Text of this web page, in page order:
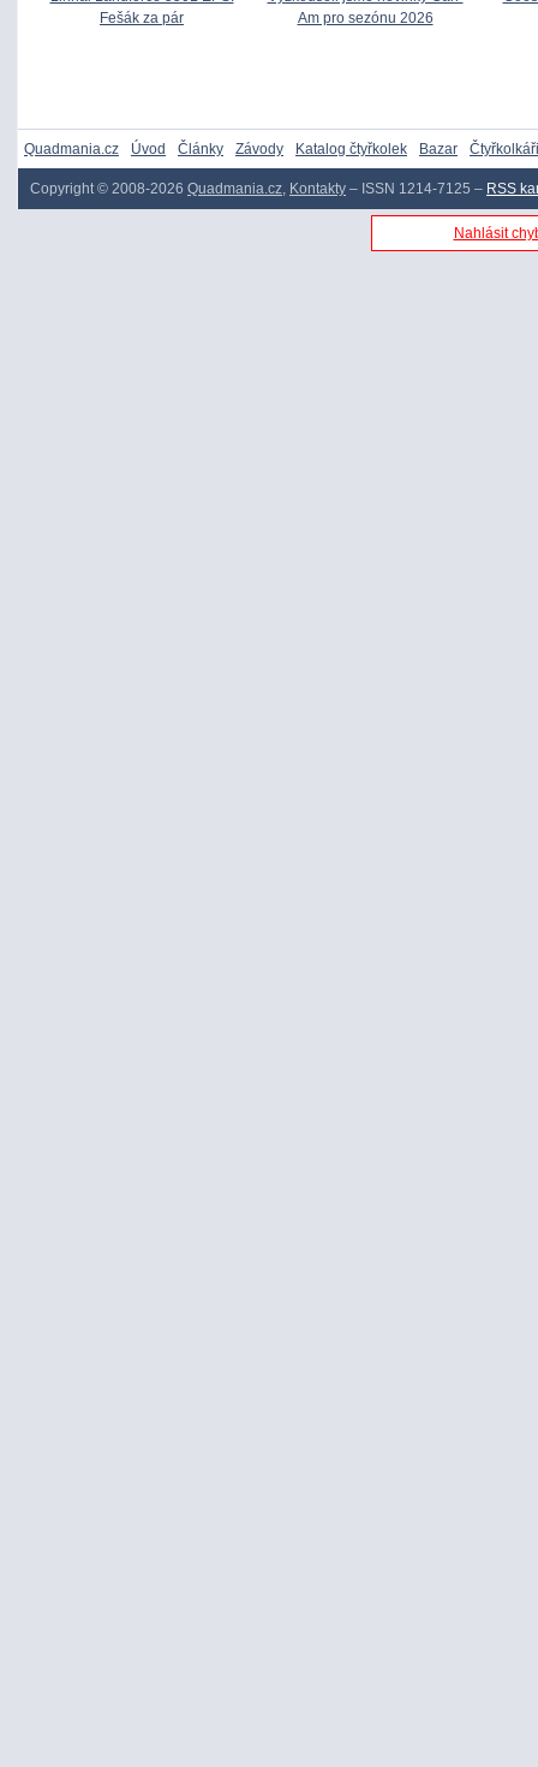
Fešák za pár
Am pro sezónu 2026
Quadmania.cz Úvod Články Závody Katalog čtyřkolek Bazar Čtyřkolkáři
Copyright © 2008-2026 Quadmania.cz, Kontakty – ISSN 1214-7125 – RSS
Nahlásit